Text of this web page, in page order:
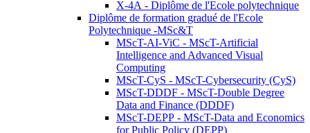
X-4A - Diplôme de l'Ecole polytechnique
Diplôme de formation gradué de l'Ecole
Polytechnique -MSc&T
MScT-AI-ViC - MScT-Artificial
Intelligence and Advanced Visual
Computing
MScT-CyS - MScT-Cybersecurity (CyS)
MScT-DDDF - MScT-Double Degree
Data and Finance (DDDF)
MScT-DEPP - MScT-Data and Economics
for Public Policy (DEPP)